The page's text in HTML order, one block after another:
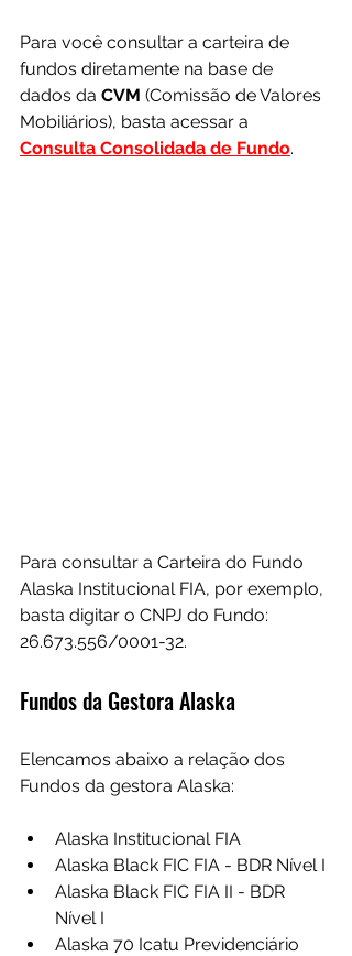
Para você consultar a carteira de
fundos diretamente na base de
dados da CVM (Comissão de Valores
Mobiliários), basta acessar a
Consulta Consolidada de Fundo.
Para consultar a Carteira do Fundo
Alaska Institucional FIA, por exemplo,
basta digitar o CNPJ do Fundo:
26.673.556/0001-32.
Fundos da Gestora Alaska
Elencamos abaixo a relação dos
Fundos da gestora Alaska:
Alaska Institucional FIA
Alaska Black FIC FIA - BDR Nível I
Alaska Black FIC FIA II - BDR
Nível I
Alaska 70 Icatu Previdenciário